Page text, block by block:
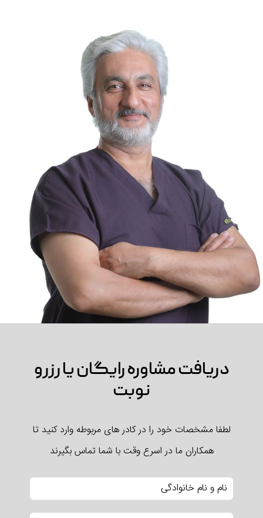
دریافت مشاوره رایگان یا رزرو
نوبت
لطفا مشخصات خود را در کادر های مربوطه وارد کنید تا
همکاران ما در اسرع وقت با شما تماس بگیرند